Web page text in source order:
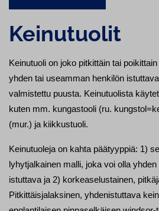
Keinutuolit
Keinutuoli on joko pitkittäin tai
yhden tai useamman henkilön
valmistettu puusta. Keinutuolista
kuten mm. kungastooli (ru.
(mur.) ja kiikkustuoli.
Keinutuoleja on kahta päätyyppiä: 1)
lyhytjalkainen malli, joka voi olla
istuttava ja 2) korkeaselustainen,
Pitkittäisjalaksinen, yhdenistuttava